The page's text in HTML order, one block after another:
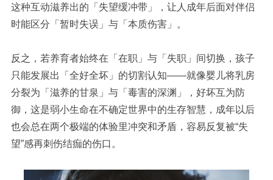
这种互动滋养出的「失望缓冲带」，让人成年后面对伴侣
时能区分「暂时失误」与「本质伤害」。
反之，若养育者始终在「 在职」与「 失职」间切换，孩子
只能发展出「全好全坏」的切割认知——就像婴儿将乳房
分裂为「滋养的甘泉」与「毒害的深渊」， 好坏互为防
御， 这是弱小生命在不确定世界中的生存智慧 ， 成年以后
也会总在两个极端的体验里冲突和矛盾，容易反复被“失
望”感再刺伤结痂的伤口。